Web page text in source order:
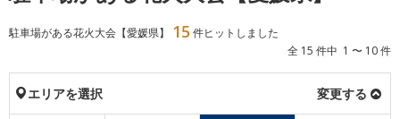
駐車場がある花火大会【愛媛県】 15 件ヒットしました
全 15 件中 1 〜 10 件
エリアを選択 変更する